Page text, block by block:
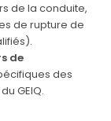
de la conduite,
de rupture de
de
des
GEIQ.